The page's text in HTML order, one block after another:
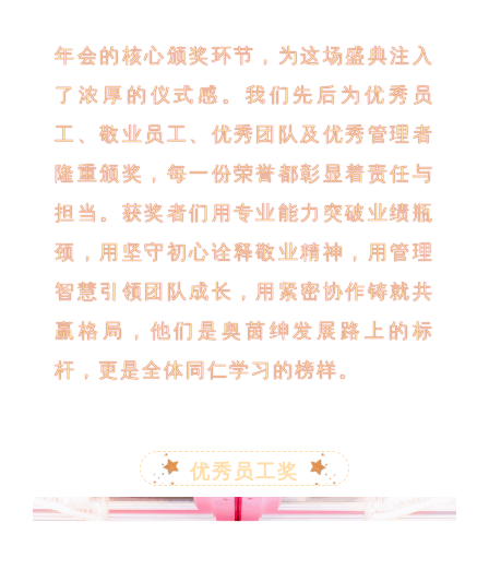
年会的核心颁奖环节，为这场盛典注入
了浓厚的仪式感。我们先后为优秀员
工、敬业员工、优秀团队及优秀管理者
隆重颁奖，每一份荣誉都彰显着责任与
担当。获奖者们用专业能力突破业绩瓶
颈，用坚守初心诠释敬业精神，用管理
智慧引领团队成长，用紧密协作铸就共
赢格局，他们是奥茵绅发展路上的标
杆，更是全体同仁学习的榜样。
优秀员工奖